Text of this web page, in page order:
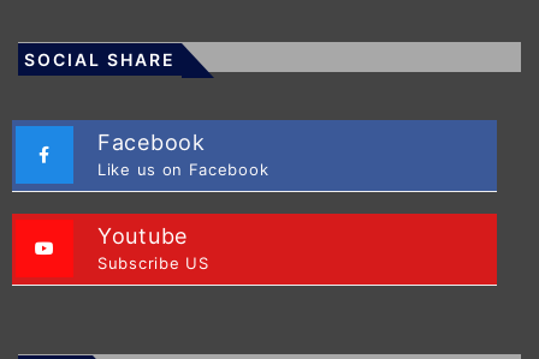
SOCIAL SHARE
Facebook
Like us on Facebook
Youtube
Subscribe US